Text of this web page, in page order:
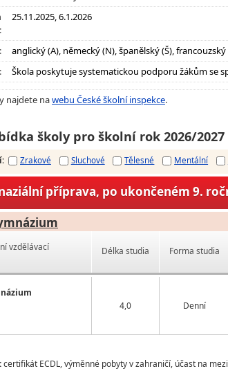
25.11.2025, 6.1.2026
anglický (A), německý (N), španělský (Š),
Škola poskytuje systematickou podporu žákům se
najdete nawebu České školní inspekce.
školy pro školní rok 2026/2027
: Zrakové Sluchové Tělesné Mentální
příprava, po ukončeném 9.
vzdělávací Délka studia Forma studia
4,0 Denní
certifikát ECDL, výměnné pobyty v zahraničí, účast na